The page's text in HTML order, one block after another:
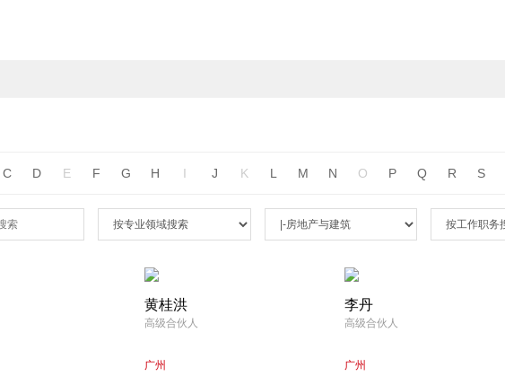
C D E F G H I J K L M N O P Q R S
黄桂洪
高级合伙人
广州
李丹
高级合伙人
广州